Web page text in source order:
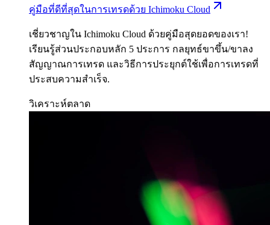
คู่มือที่ดีที่สุดในการเทรดด้วย Ichimoku Cloud
เชี่ยวชาญใน Ichimoku Cloud ด้วยคู่มือสุดยอดของเรา!
เรียนรู้ส่วนประกอบหลัก 5 ประการ กลยุทธ์ขาขึ้น/ขาลง
สัญญาณการเทรด และวิธีการประยุกต์ใช้เพื่อการเทรดที่
ประสบความสำเร็จ.
วิเคราะห์ตลาด